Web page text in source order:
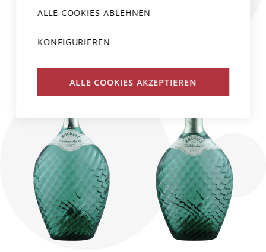
Rochelt
CHF 230.00
N N
ALLE COOKIES ABLEHNEN
KONFIGURIEREN
ALLE COOKIES AKZEPTIEREN